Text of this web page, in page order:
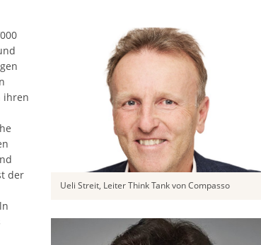
Ueli Streit, Leiter Think Tank von Compasso
ihren
der